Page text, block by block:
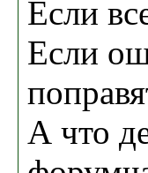
Если
Если
А что